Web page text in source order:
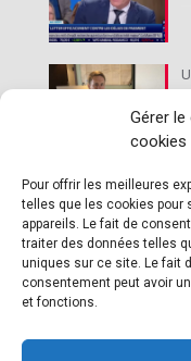
Gérer
cookies
Pour offrir les meilleures
telles que les cookies pour
appareils. Le fait de
traiter des données telles
uniques sur ce site. Le fait
consentement peut avoir
et fonctions.